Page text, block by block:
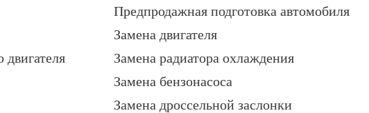
Предпродажная подготовка автомобиля
Замена двигателя
двигателя
Замена радиатора охлаждения
Замена бензонасоса
Замена дроссельной заслонки